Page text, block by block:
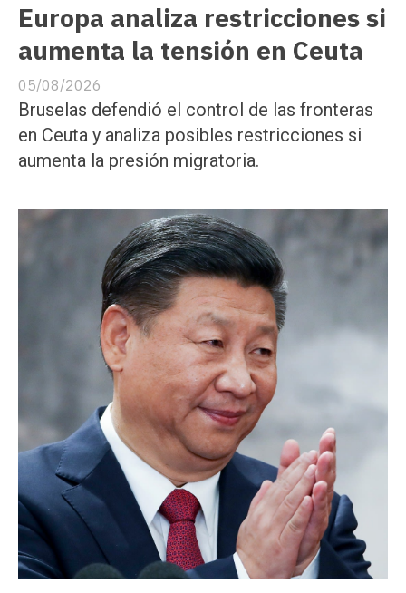
Europa analiza restricciones si
aumenta la tensión en Ceuta
05/08/2026
Bruselas defendió el control de las fronteras
en Ceuta y analiza posibles restricciones si
aumenta la presión migratoria.